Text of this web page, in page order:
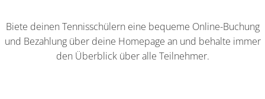
Biete deinen Tennisschülern eine bequeme Online-Buchung
und Bezahlung über deine Homepage an und behalte immer
den Überblick über alle Teilnehmer.